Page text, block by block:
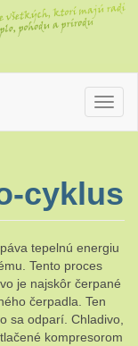
cyklus
tepelnú energiu
Tento proces
je najskôr čerpané
čerpadla. Ten
sa odparí. Chladivo,
kompresorom